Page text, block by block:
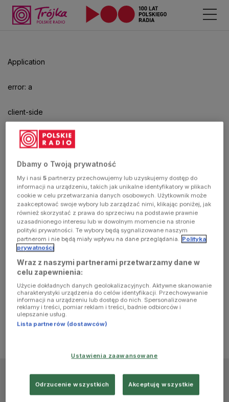
Application
error: a
client-side
exception
has
occurred
(see the
browser
console for
more
information)
Dbamy o Twoją prywatność
My i nasi5 partnerzy przechowujemy lub uzyskujemy dostęp do
informacji na urządzeniu, takich jak unikalne identyfikatory w plikach
cookie w celu przetwarzania danych osobowych. Użytkownik może
zaakceptować swoje wybory lub zarządzać nimi, klikając poniżej, jak
również skorzystać z prawa do sprzeciwu na podstawie prawnie
uzasadnionego interesu lub w dowolnym momencie na stronie
polityki prywatności. Te wybory będą sygnalizowane naszym
partnerom i nie będą miały wpływu na dane przeglądania. Polityka
prywatności
Wraz z naszymi partnerami przetwarzamy dane w
celu zapewnienia:
Użycie dokładnych danych geolokalizacyjnych. Aktywne skanowanie
charakterystyki urządzenia do celów identyfikacji. Przechowywanie
informacji na urządzeniu lub dostęp do nich. Spersonalizowane
reklamy i treści, pomiar reklam i treści, badnie odbiorców i
ulepszanie usług.
Lista partnerów (dostawców)
Ustawienia zaawansowane
Odrzucenie wszystkich Akceptuję wszystkie